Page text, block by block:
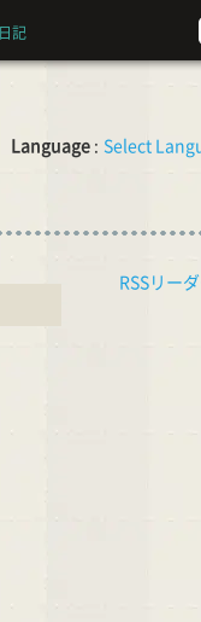
日記
Language : Select
RSSリー